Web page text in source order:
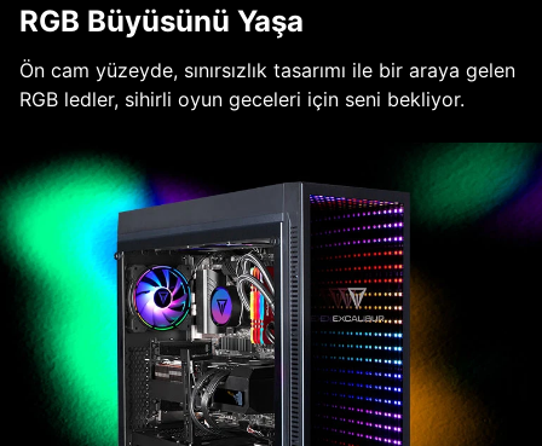
RGB Büyüsünü Yaşa
Ön cam yüzeyde, sınırsızlık tasarımı ile bir araya gelen
RGB ledler, sihirli oyun geceleri için seni bekliyor.